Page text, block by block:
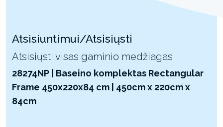
Atsisiuntimui/Atsisiųsti
Atsisiųsti visas gaminio medžiagas
28274NP | Baseino komplektas Rectangular
Frame 450x220x84 cm | 450cm x 220cm x
84cm